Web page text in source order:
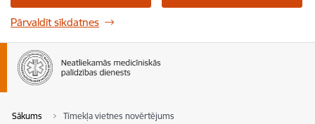
Pārvaldīt sīkdatnes
Sākums Tīmekļa vietnes novērtējums